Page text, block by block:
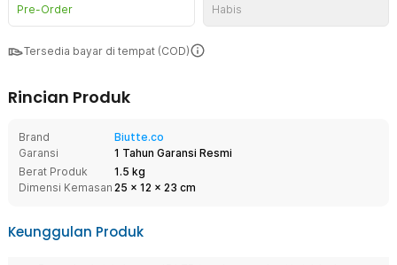
Pre-Order Habis
Tersedia bayar di tempat (COD)
Rincian Produk
Brand
Biutte.co
Garansi
1 Tahun Garansi Resmi
Berat Produk
1.5 kg
Dimensi Kemasan 25 x 12 x 23 cm
Keunggulan Produk